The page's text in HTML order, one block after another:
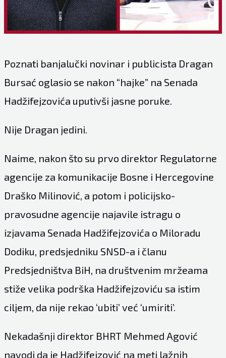
Poznati banjalučki novinar i publicista Dragan
Bursać oglasio se nakon “hajke” na Senada
Hadžifejzovića uputivši jasne poruke.
Nije Dragan jedini.
Naime, nakon što su prvo direktor Regulatorne
agencije za komunikacije Bosne i Hercegovine
Draško Milinović, a potom i policijsko-
pravosudne agencije najavile istragu o
izjavama Senada Hadžifejzovića o Miloradu
Dodiku, predsjedniku SNSD-a i članu
Predsjedništva BiH, na društvenim mržeama
stiže velika podrška Hadžifejzoviću sa istim
ciljem, da nije rekao ‘ubiti’ već ‘umiriti’.
Nekadašnji direktor BHRT Mehmed Agović
navodi da je Hadžifejzović na meti lažnih